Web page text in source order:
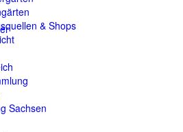
& Shops
Sachsen